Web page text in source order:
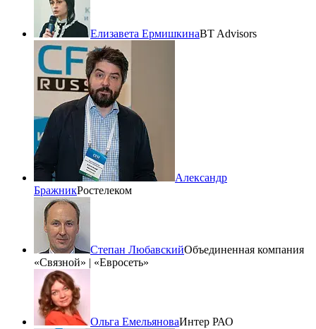
Елизавета ЕрмишкинаBT Advisors
Александр
БражникРостелеком
Степан ЛюбавскийОбъединенная компания
«Связной» | «Евросеть»
Ольга ЕмельяноваИнтер РАО